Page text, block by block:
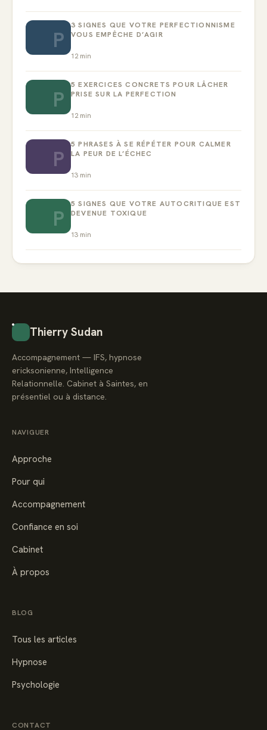
P
3 SIGNES QUE VOTRE PERFECTIONNISME
VOUS EMPÊCHE D’AGIR
12 min
P
5 EXERCICES CONCRETS POUR LÂCHER
PRISE SUR LA PERFECTION
12 min
P
5 PHRASES À SE RÉPÉTER POUR CALMER
LA PEUR DE L’ÉCHEC
13 min
P
5 SIGNES QUE VOTRE AUTOCRITIQUE EST
DEVENUE TOXIQUE
13 min
Thierry Sudan
Accompagnement — IFS, hypnose
ericksonienne, Intelligence
Relationnelle. Cabinet à Saintes, en
présentiel ou à distance.
NAVIGUER
Approche
Pour qui
Accompagnement
Confiance en soi
Cabinet
À propos
BLOG
Tous les articles
Hypnose
Psychologie
CONTACT